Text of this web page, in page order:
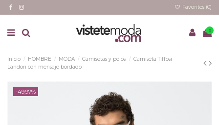
Favoritos (0)
0
Inicio HOMBRE MODA Camisetas y polos
Camiseta Tiffosi
Landon con mensaje bordado
-49,97%